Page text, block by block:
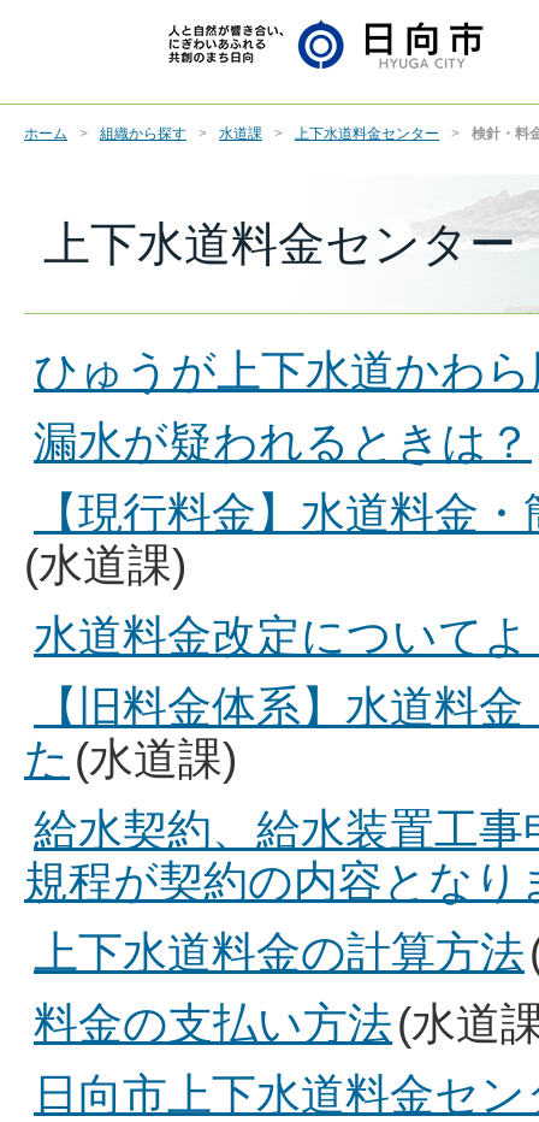
ホーム 組織から探す 水道課 上下水道料金センター 検針・料
上下水道料金センタ
ひゅうが上下水道かわ
漏水が疑われるときは？
【現行料金】水道料金
(水道課)
水道料金改定について
【旧料金体系】水道料
た (水道課)
給水契約、給水装置工
規程が契約の内容となり
上下水道料金の計算方法
料金の支払い方法(水道
日向市上下水道料金セ